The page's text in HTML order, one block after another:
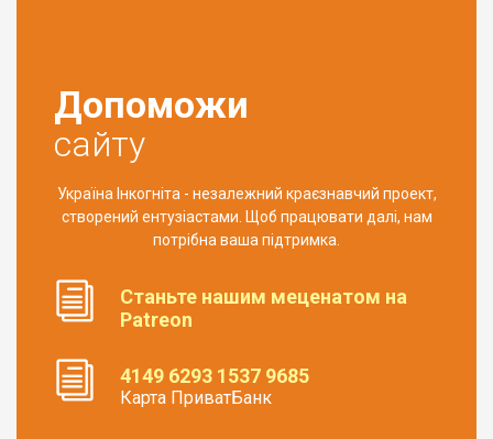
Допоможи
сайту
Україна Інкогніта - незалежний краєзнавчий проект,
створений ентузіастами. Щоб працювати далі, нам
потрібна ваша підтримка.
Станьте нашим меценатом на
Patreon
4149 6293 1537 9685
Карта ПриватБанк